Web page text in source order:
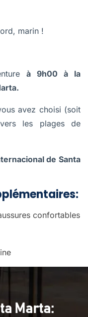
marin !
à 9h00 à la
avez choisi (soit
les plages de
de Santa
confortables
Marta: